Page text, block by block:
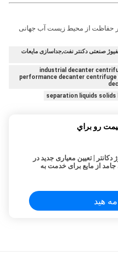
در حفاظت از محیط زیست آب جهانی
صنعتی دکنتر نفت,جداسازی مایعات
industrial decanter
performance decanter
separation liquids
رو براي
دکانتر | تعیین معیاری جدید در
از مایع برای خدمت به
هید